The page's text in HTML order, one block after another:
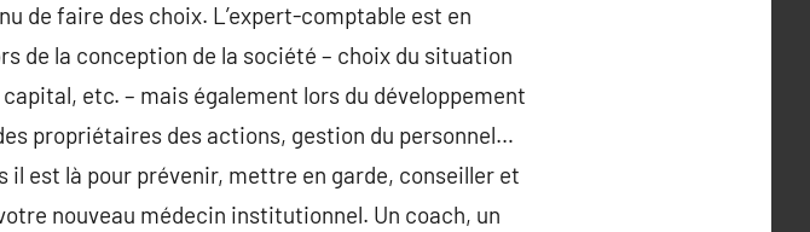
de faire des choix. L’expert-comptable est en
de la conception de la société – choix du situation
etc. – mais également lors du développement
propriétaires des actions, gestion du personnel…
il est là pour prévenir, mettre en garde, conseiller et
nouveau médecin institutionnel. Un coach, un